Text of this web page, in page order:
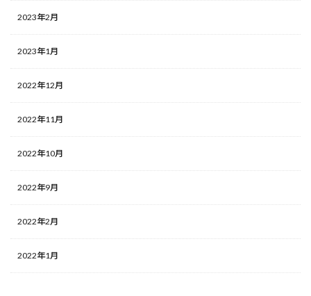
2023年2月
2023年1月
2022年12月
2022年11月
2022年10月
2022年9月
2022年2月
2022年1月